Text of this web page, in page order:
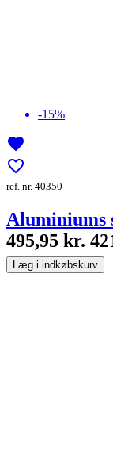
-15%
favorite
favorite_border
ref. nr. 40350
Aluminiums
495,95 kr.
Læg i indkøbskurv